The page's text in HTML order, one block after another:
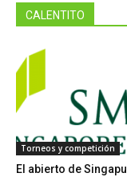
CALENTITO
Torneos y competición
El abierto de